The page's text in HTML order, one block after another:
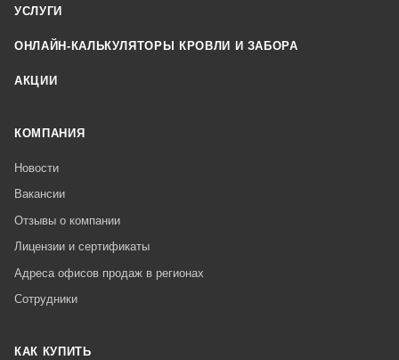
УСЛУГИ
ОНЛАЙН-КАЛЬКУЛЯТОРЫ КРОВЛИ И ЗАБОРА
АКЦИИ
КОМПАНИЯ
Новости
Вакансии
Отзывы о компании
Лицензии и сертификаты
Адреса офисов продаж в регионах
Сотрудники
КАК КУПИТЬ